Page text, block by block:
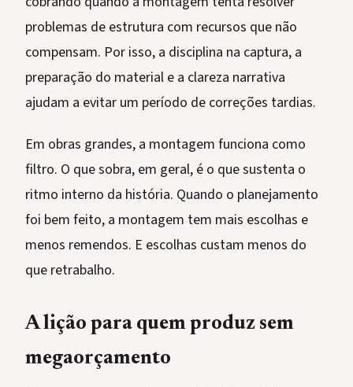
problemas de estrutura com recursos que não
compensam. Por isso, a disciplina na captura, a
preparação do material e a clareza narrativa
ajudam a evitar um período de correções tardias.
Em obras grandes, a montagem funciona como
filtro. O que sobra, em geral, é o que sustenta o
ritmo interno da história. Quando o planejamento
foi bem feito, a montagem tem mais escolhas e
menos remendos. E escolhas custam menos do
que retrabalho.
A lição para quem produz sem
megaorçamento